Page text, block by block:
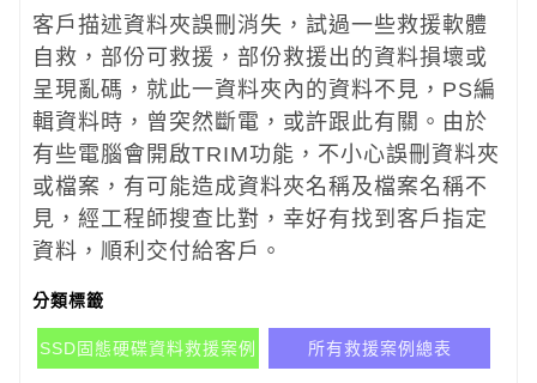
客戶描述資料夾誤刪消失，試過一些救援軟體
自救，部份可救援，部份救援出的資料損壞或
呈現亂碼，就此一資料夾內的資料不見，PS編
輯資料時，曾突然斷電，或許跟此有關。由於
有些電腦會開啟TRIM功能，不小心誤刪資料夾
或檔案，有可能造成資料夾名稱及檔案名稱不
見，經工程師搜查比對，幸好有找到客戶指定
資料，順利交付給客戶。
分類標籤
SSD固態硬碟資料救援案例 所有救援案例總表